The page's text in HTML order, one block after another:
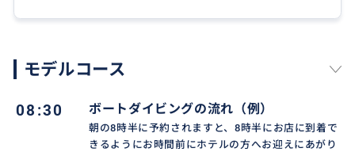
モデルコース
08:30 ボートダイビングの流れ（例）
朝の8時半に予約されますと、8時半にお店に到着で
きるようにお時間前にホテルの方へお迎えにあがり